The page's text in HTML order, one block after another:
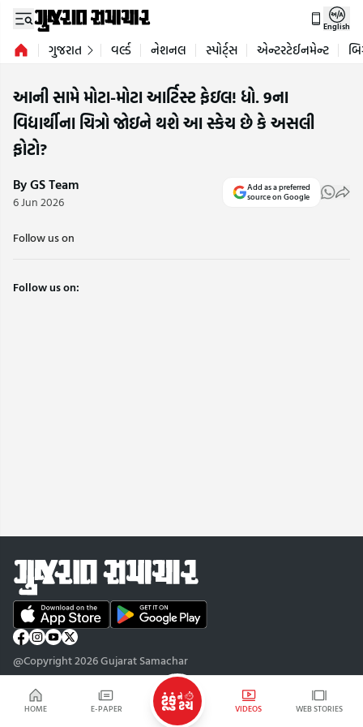
HOME E-PAPER VIDEOS WEB STORIES
English
ગુજરાત વર્લ્ડ નેશનલ સ્પોર્ટ્સ એન્ટરટેઈનમેન્ટ
આની સામે મોટા-મોટા આર્ટિસ્ટ ફેઇલ! ધો. 9ના
વિદ્યાર્થીના ચિત્રો જોઇને થશે આ સ્કેચ છે કે અસલી
ફોટો?
By GS Team
6 Jun 2026
Add as a preferred
source on Google
Follow us on
Follow us on:
@Copyright 2026 Gujarat Samachar